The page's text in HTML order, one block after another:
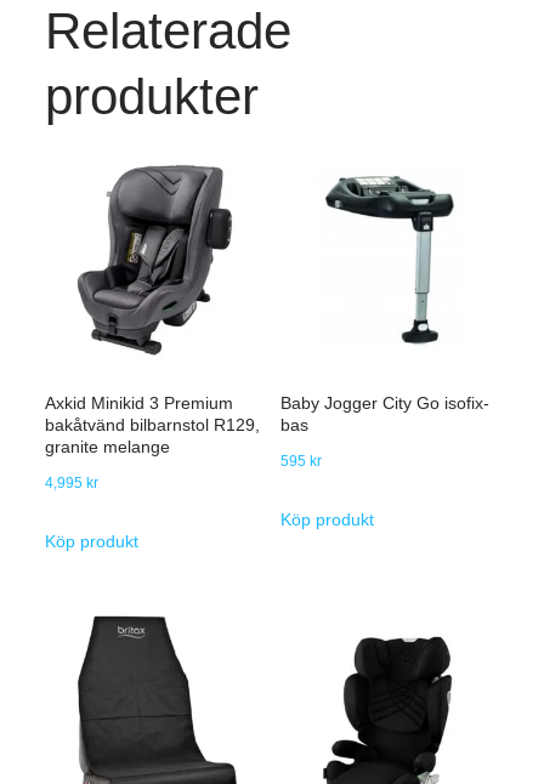
Relaterade
produkter
Axkid Minikid 3 Premium
bakåtvänd bilbarnstol R129,
granite melange
4,995 kr
Köp produkt
Baby Jogger City Go isofix-
bas
595 kr
Köp produkt